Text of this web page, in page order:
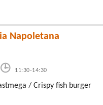
Napoletana
11:30-14:30
/ Crispy fish burger